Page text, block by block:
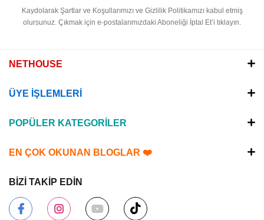
Kaydolarak Şartlar ve Koşullarımızı ve Gizlilik Politikamızı kabul etmiş
olursunuz. Çıkmak için e-postalarımızdaki Aboneliği İptal Et’i tıklayın.
NETHOUSE
ÜYE İŞLEMLERİ
POPÜLER KATEGORİLER
EN ÇOK OKUNAN BLOGLAR ❤️
BİZİ TAKİP EDİN